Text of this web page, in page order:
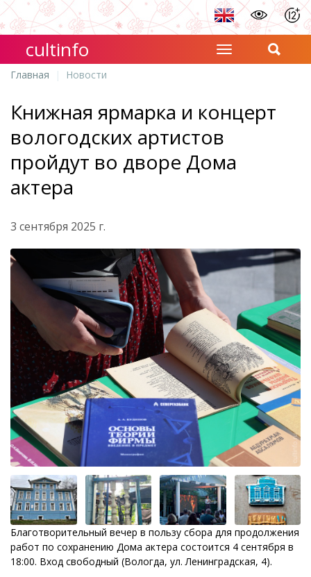
cultinfo
Главная Новости
Книжная ярмарка и концерт
вологодских артистов
пройдут во дворе Дома
актера
3 сентября 2025 г.
Благотворительный вечер в пользу сбора для продолжения
работ по сохранению Дома актера состоится 4 сентября в
18:00. Вход свободный (Вологда, ул. Ленинградская, 4).